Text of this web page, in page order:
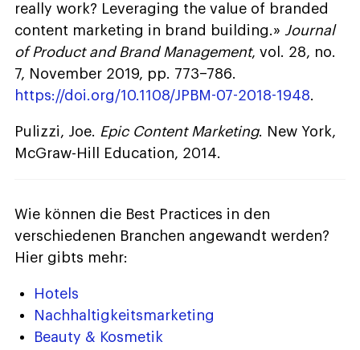
really work? Leveraging the value of branded
content marketing in brand building.» Journal
of Product and Brand Management, vol. 28, no.
7, November 2019, pp. 773–786.
https://doi.org/10.1108/JPBM-07-2018-1948.
Pulizzi, Joe. Epic Content Marketing. New York,
McGraw-Hill Education, 2014.
Wie können die Best Practices in den
verschiedenen Branchen angewandt werden?
Hier gibts mehr:
Hotels
Nachhaltigkeitsmarketing
Beauty & Kosmetik